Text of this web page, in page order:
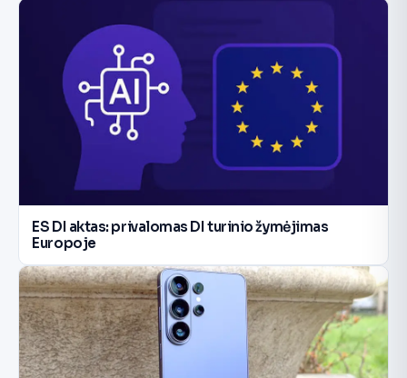
ES DI aktas: privalomas DI turinio žymėjimas
Europoje